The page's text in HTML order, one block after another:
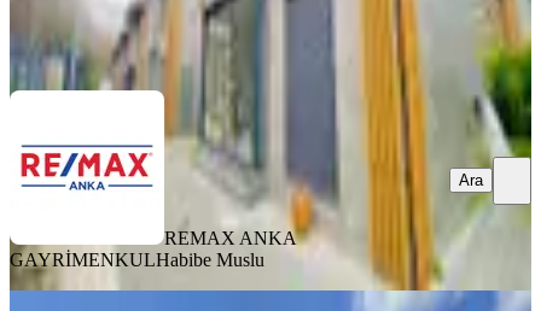
REMAX ANKA GAYRİMENKUL
Ara
REMAX ANKA
GAYRİMENKULHabibe Muslu
Ara